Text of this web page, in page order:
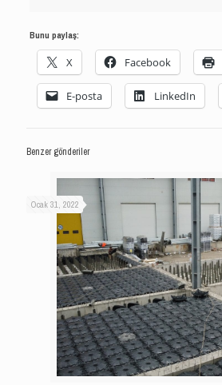
Bunu paylaş:
X Facebook
E-posta LinkedIn
Benzer gönderiler
Ocak 31, 2022